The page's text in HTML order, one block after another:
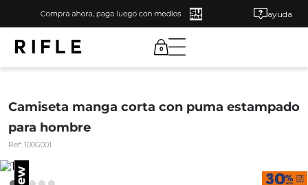
ayuda
0
Camiseta manga corta con puma estampado
para hombre
Ref: 100G001